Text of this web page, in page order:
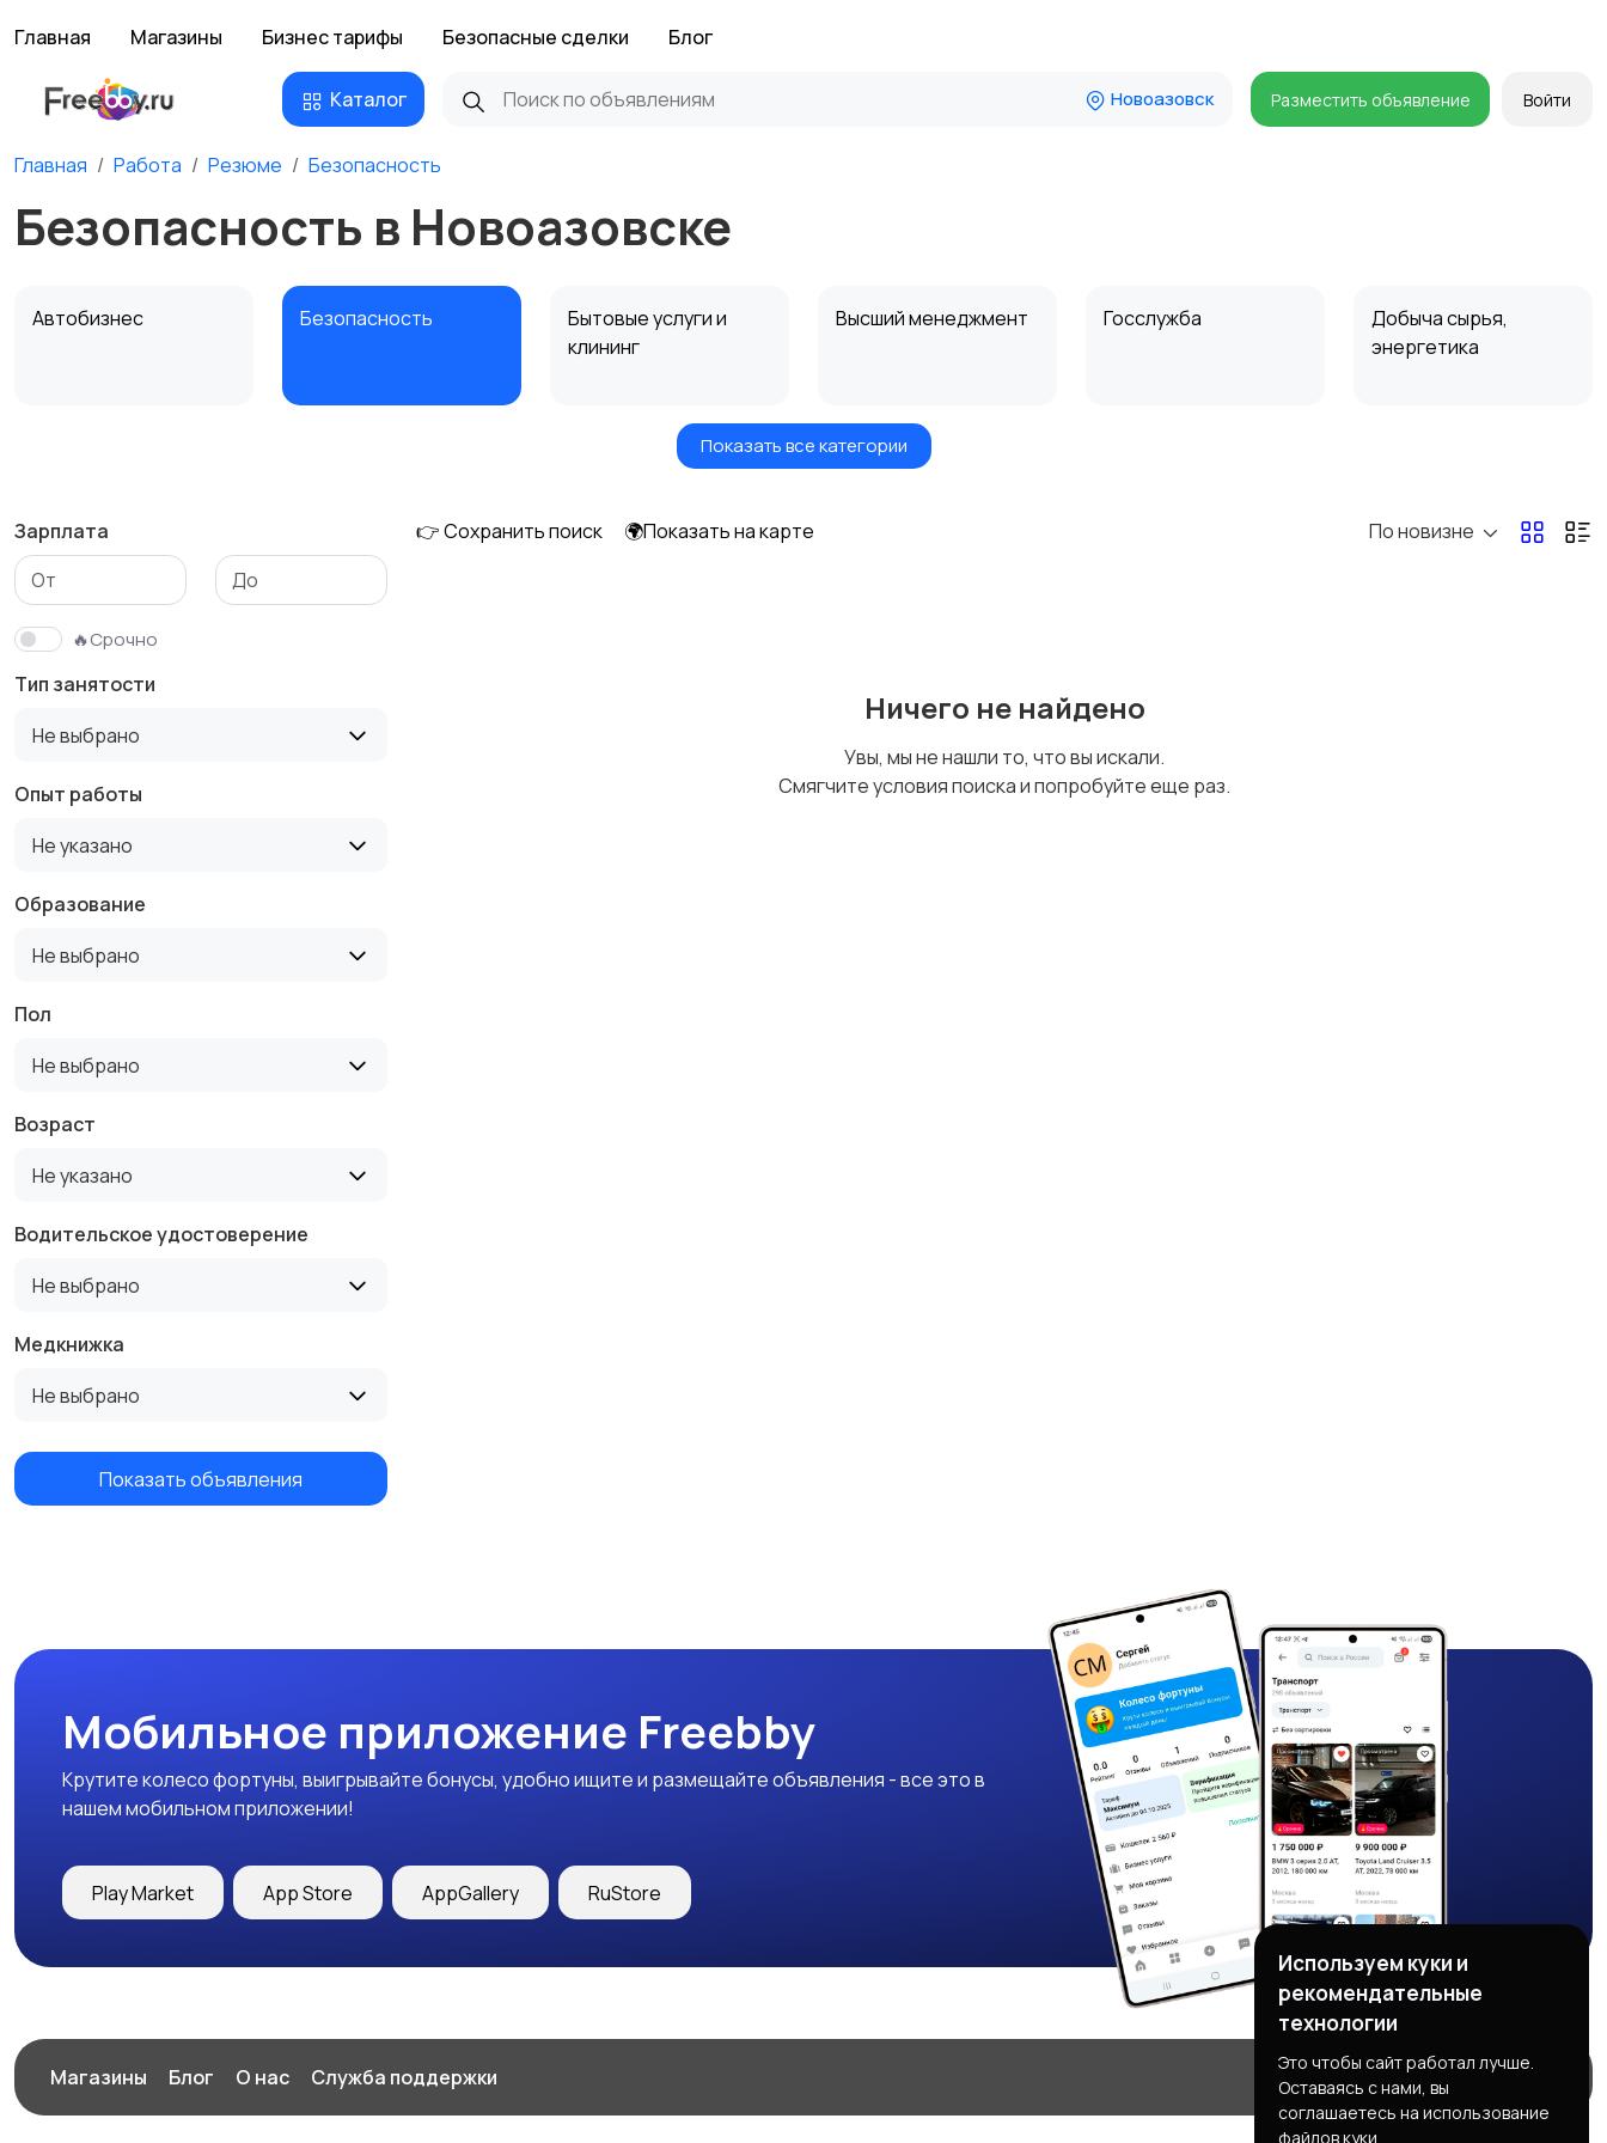
Главная Магазины Бизнес тарифы Безопасные сделки Блог
Каталог Новоазовск Разместить объявление Войти
Главная Работа Резюме Безопасность
Безопасность в Новоазовске
Автобизнес Безопасность
Бытовые услуги и
клининг
Высший менеджмент Госслужба
Добыча сырья,
энергетика
Информационные
Искусство и
Медицина Начало карьеры
Производство
Рестораны и
Показать все категории
Зарплата
🔥Срочно
Тип занятости
Не выбрано
Опыт работы
Не указано
Образование
Не выбрано
Пол
Не выбрано
Возраст
Не указано
Водительское удостоверение
Не выбрано
Медкнижка
Не выбрано
Показать объявления
👉 Сохранить поиск 🌍Показать на карте По новизне
Ничего не найдено
Увы, мы не нашли то, что вы искали.
Смягчите условия поиска и попробуйте еще раз.
Мобильное приложение Freebby
Крутите колесо фортуны, выигрывайте бонусы, удобно ищите и размещайте объявления - все это в
нашем мобильном приложении!
Play Market App Store AppGallery RuStore
Магазины Блог О нас Служба поддержки
Используем куки и
рекомендательные
технологии
Это чтобы сайт работал лучше.
Оставаясь с нами, вы
соглашаетесь на использование
файлов куки.